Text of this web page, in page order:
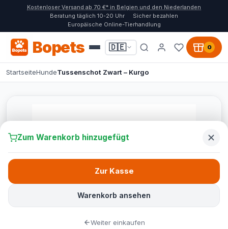
Kostenloser Versand ab 70 €* in Belgien und den Niederlanden
Beratung täglich 10-20 Uhr
Sicher bezahlen
Europäische Online-Tierhandlung
Bopets 🇩🇪 0
StartseiteHundeTussenschot Zwart – Kurgo
Zum Warenkorb hinzugefügt
Warenkorb ansehen
Zur Kasse
Weiter einkaufen